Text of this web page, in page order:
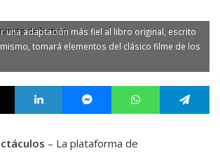
de lectura
una adaptación más fiel al libro original, escrito
tomará elementos del clásico filme de los
X LinkedIn MessengerWhatsApp
– La plataforma de